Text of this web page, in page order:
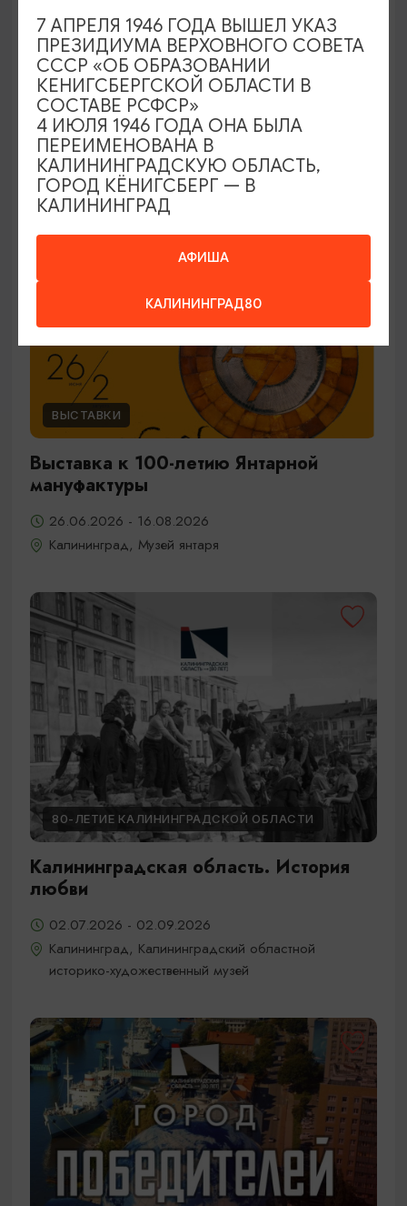
ЭКСКУРСИИ УЧРЕЖДЕНИЙ КУЛЬТУРЫ
Код города. История в символах
25.06.2026 - 30.09.2026, ПН-ПТ в 12:00
Калининград, Музей янтаря
ОТ 150₽ ПУШКИНСКАЯ КАРТА
ВЫСТАВКИ
Выставка к 100-летию Янтарной
мануфактуры
26.06.2026 - 16.08.2026
Калининград, Музей янтаря
80-ЛЕТИЕ КАЛИНИНГРАДСКОЙ ОБЛАСТИ
Калининградская область. История
любви
02.07.2026 - 02.09.2026
Калининград, Калининградский областной
историко-художественный музей
АФИША
КАЛИНИНГРАД80
7 АПРЕЛЯ 1946 ГОДА ВЫШЕЛ УКАЗ
ПРЕЗИДИУМА ВЕРХОВНОГО СОВЕТА
СССР «ОБ ОБРАЗОВАНИИ
КЕНИГСБЕРГСКОЙ ОБЛАСТИ В
СОСТАВЕ РСФСР»
4 ИЮЛЯ 1946 ГОДА ОНА БЫЛА
ПЕРЕИМЕНОВАНА В
КАЛИНИНГРАДСКУЮ ОБЛАСТЬ,
ГОРОД КЁНИГСБЕРГ — В
КАЛИНИНГРАД